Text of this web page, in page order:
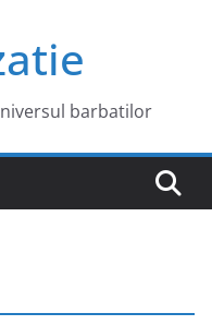
barbatilor